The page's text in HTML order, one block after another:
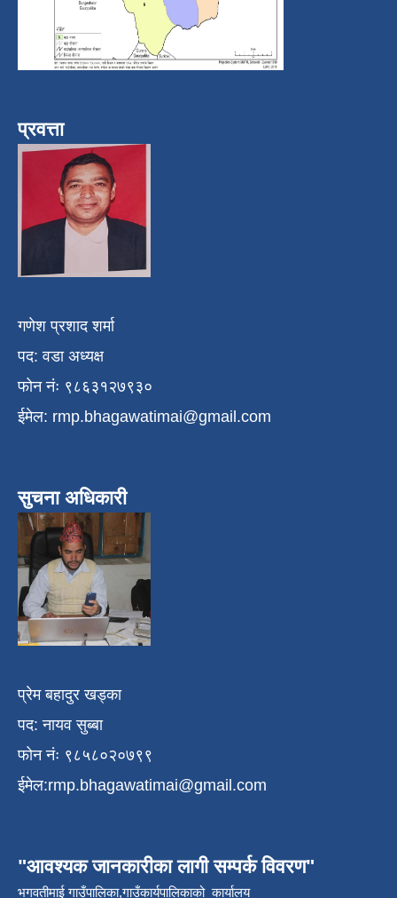
प्रवत्ता
गणेश प्रशाद शर्मा
पद: वडा अध्यक्ष
फोन नंः ९८६३१२७९३०
ईमेल: rmp.bhagawatimai@gmail.com
सुचना अधिकारी
प्रेम बहादुर खड्का
पद: नायव सुब्बा
फोन नंः ९८५८०२०७९९
ईमेल:rmp.bhagawatimai@gmail.com
"आवश्यक जानकारीका लागी सम्पर्क विवरण"
भगवतीमाई गाउँपालिका,गाउँकार्यपालिकाको कार्यालय